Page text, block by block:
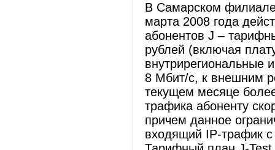
В Самарском
марта 2008 года
абонентов J –
рублей (включая
внутрирегиональные
8 Мбит/с, к внешним
текущем месяце
трафика абоненту
причем данное
входящий IP-трафик с